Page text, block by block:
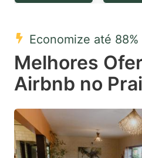
question
key
to
get
keyboard
shortcuts
for
Economize até 88%
Melhores
Airbnb no